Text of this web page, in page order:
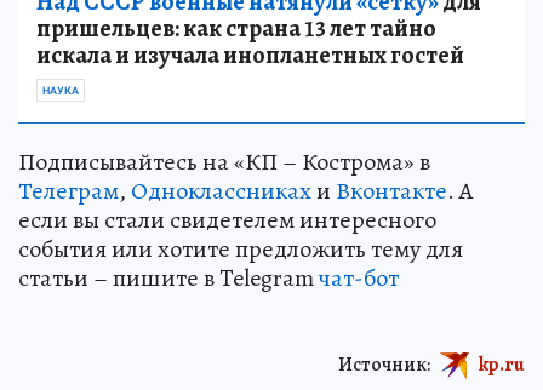
пришельцев: как страна 13 лет тайно
искала и изучала инопланетных гостей
НАУКА
Подписывайтесь на «КП – Кострома» в
Телеграм, Одноклассникахи Вконтакте. А
если вы стали свидетелем интересного
события или хотите предложить тему для
статьи – пишите в Telegramчат-бот
Источник: kp.ru